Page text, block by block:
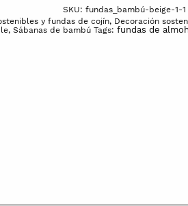
SKU: fundas_bambú-beige-1-1
y fundas de cojín, Decoración
, Sábanas de bambú Tags: fundas de